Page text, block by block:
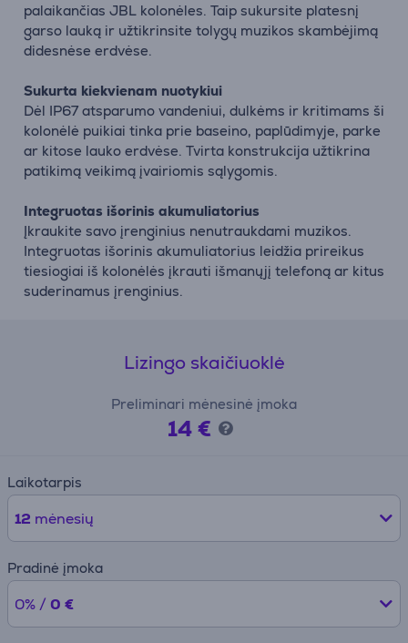
palaikančias JBL kolonėles. Taip sukursite platesnį
garso lauką ir užtikrinsite tolygų muzikos skambėjimą
didesnėse erdvėse.
Sukurta kiekvienam nuotykiui
Dėl IP67 atsparumo vandeniui, dulkėms ir kritimams ši
kolonėlė puikiai tinka prie baseino, paplūdimyje, parke
ar kitose lauko erdvėse. Tvirta konstrukcija užtikrina
patikimą veikimą įvairiomis sąlygomis.
Integruotas išorinis akumuliatorius
Įkraukite savo įrenginius nenutraukdami muzikos.
Integruotas išorinis akumuliatorius leidžia prireikus
tiesiogiai iš kolonėlės įkrauti išmanųjį telefoną ar kitus
suderinamus įrenginius.
Lizingo skaičiuoklė
Preliminari mėnesinė įmoka
14 €
Laikotarpis
12 mėnesių
Pradinė įmoka
0% / 0 €